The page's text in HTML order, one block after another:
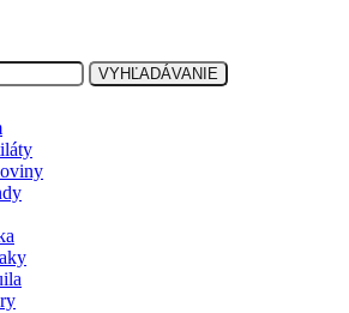
VYHĽADÁVANIE